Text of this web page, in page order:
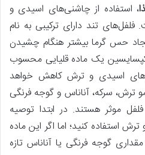
، استفاده از چاشنی‌های اسیدی و
تند دارای ترکیبی به نام
حس گرما بیشتر هنگام چشیدن
یک ماده قلیایی محسوب
اسیدی و ترش کاهش خواهد
ترش، سرکه، آناناس و گوجه فرنگی
موثر هستند. در ابتدا توصیه
استفاده کنید؛ اما اگر این ماده
گوجه فرنگی یا آناناس تازه